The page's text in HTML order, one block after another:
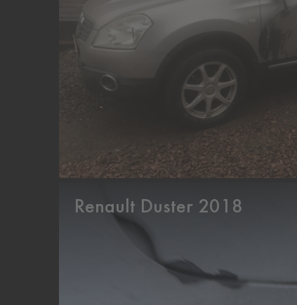
Renault Duster 2018